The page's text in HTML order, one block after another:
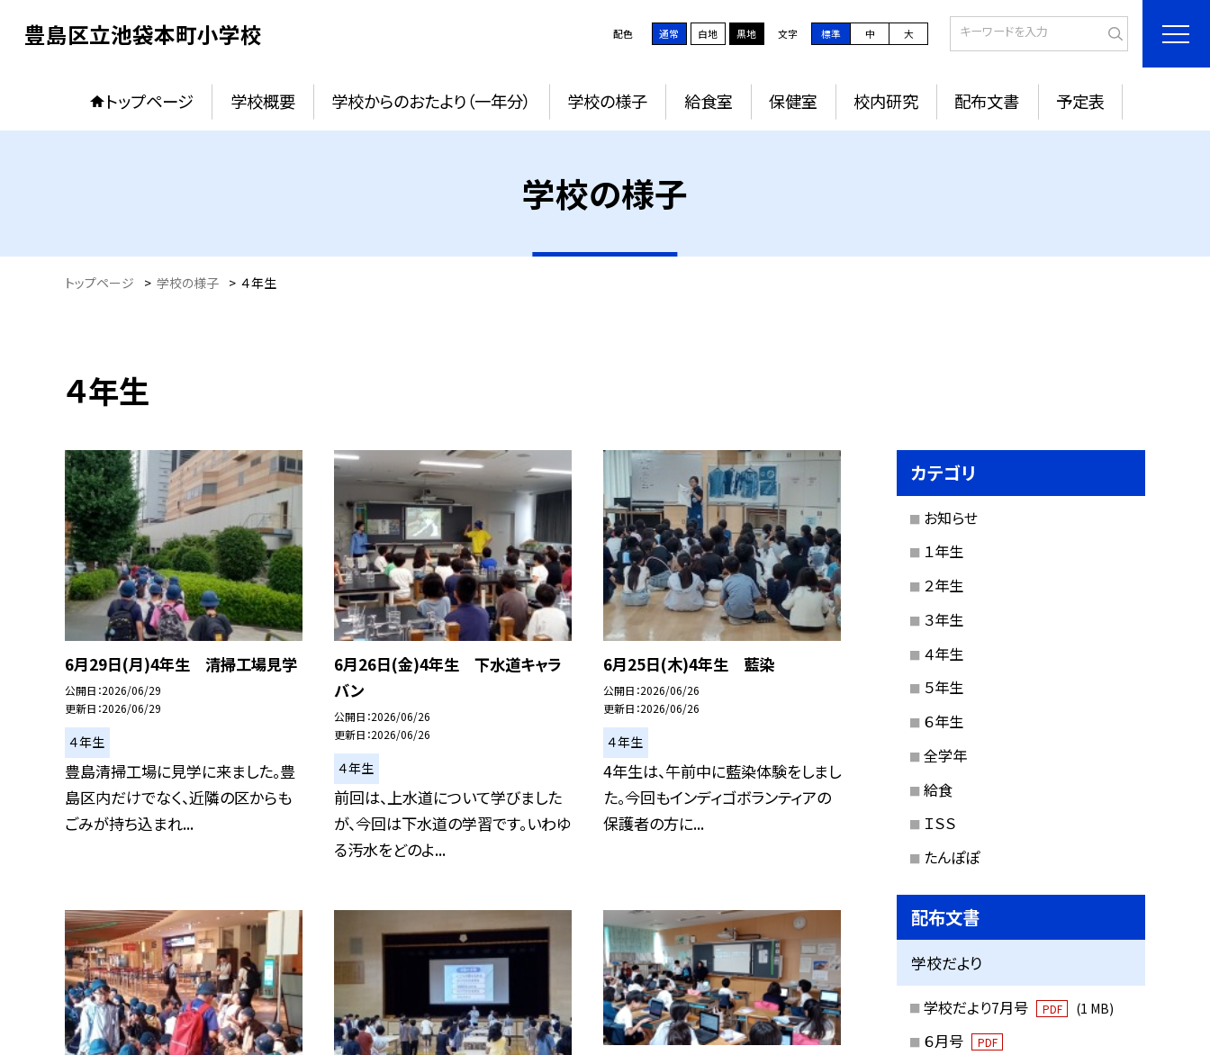
豊島区立池袋本町小学校 配色 通常 白地 黒地 文字 標準 中 大
トップページ 学校概要 学校からのおたより（一年分） 学校の様子 給食室 保健室 校内研究 配布文書 予定表
学校の様子
トップページ > 学校の様子 > ４年生
４年生
6月29日(月)4年生 清掃工場見学
公開日 2026/06/29
更新日 2026/06/29
４年生
豊島清掃工場に見学に来ました。豊
島区内だけでなく、近隣の区からも
ごみが持ち込まれ...
6月26日(金)4年生 下水道キャラ
バン
公開日 2026/06/26
更新日 2026/06/26
４年生
前回は、上水道について学びました
が、今回は下水道の学習です。いわゆ
る汚水をどのよ...
6月25日(木)4年生 藍染
公開日 2026/06/26
更新日 2026/06/26
４年生
4年生は、午前中に藍染体験をしまし
た。今回もインディゴボランティアの
保護者の方に...
カテゴリ
お知らせ
１年生
２年生
３年生
４年生
５年生
６年生
全学年
給食
ＩＳＳ
たんぽぽ
配布文書
学校だより
学校だより7月号 PDF (1 MB)
６月号 PDF